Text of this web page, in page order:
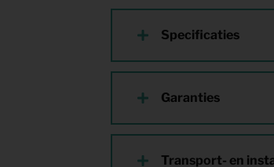
Specificaties
Garanties
Transport- en